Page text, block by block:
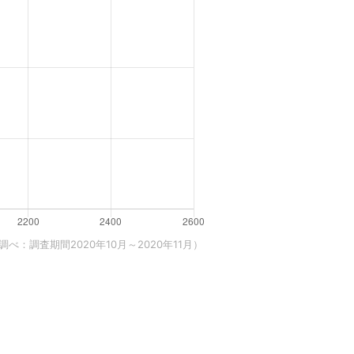
べ：調査期間2020年10月～2020年11月）